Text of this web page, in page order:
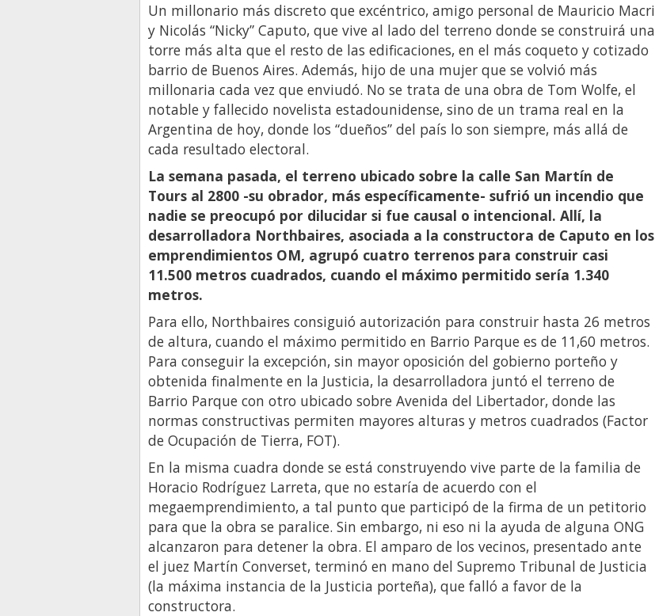
Un millonario más discreto que excéntrico, amigo personal de Mauricio Macri
y Nicolás “Nicky” Caputo, que vive al lado del terreno donde se construirá una
torre más alta que el resto de las edificaciones, en el más coqueto y cotizado
barrio de Buenos Aires. Además, hijo de una mujer que se volvió más
millonaria cada vez que enviudó. No se trata de una obra de Tom Wolfe, el
notable y fallecido novelista estadounidense, sino de un trama real en la
Argentina de hoy, donde los “dueños” del país lo son siempre, más allá de
cada resultado electoral.
La semana pasada, el terreno ubicado sobre la calle San Martín de
Tours al 2800 -su obrador, más específicamente- sufrió un incendio que
nadie se preocupó por dilucidar si fue causal o intencional. Allí, la
desarrolladora Northbaires, asociada a la constructora de Caputo en los
emprendimientos OM, agrupó cuatro terrenos para construir casi
11.500 metros cuadrados, cuando el máximo permitido sería 1.340
metros.
Para ello, Northbaires consiguió autorización para construir hasta 26 metros
de altura, cuando el máximo permitido en Barrio Parque es de 11,60 metros.
Para conseguir la excepción, sin mayor oposición del gobierno porteño y
obtenida finalmente en la Justicia, la desarrolladora juntó el terreno de
Barrio Parque con otro ubicado sobre Avenida del Libertador, donde las
normas constructivas permiten mayores alturas y metros cuadrados (Factor
de Ocupación de Tierra, FOT).
En la misma cuadra donde se está construyendo vive parte de la familia de
Horacio Rodríguez Larreta, que no estaría de acuerdo con el
megaemprendimiento, a tal punto que participó de la firma de un petitorio
para que la obra se paralice. Sin embargo, ni eso ni la ayuda de alguna ONG
alcanzaron para detener la obra. El amparo de los vecinos, presentado ante
el juez Martín Converset, terminó en mano del Supremo Tribunal de Justicia
(la máxima instancia de la Justicia porteña), que falló a favor de la
constructora.